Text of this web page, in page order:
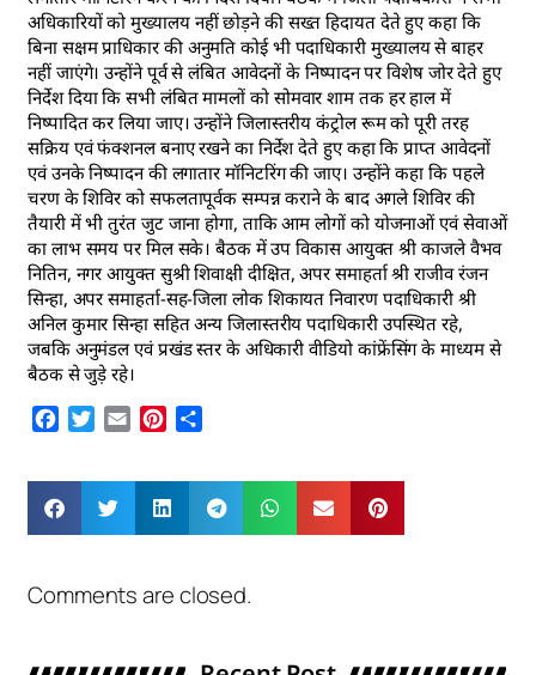
अधिकारियों को मुख्यालय नहीं छोड़ने की सख्त हिदायत देते हुए कहा कि
बिना सक्षम प्राधिकार की अनुमति कोई भी पदाधिकारी मुख्यालय से बाहर
नहीं जाएंगे। उन्होंने पूर्व से लंबित आवेदनों के निष्पादन पर विशेष जोर देते हुए
निर्देश दिया कि सभी लंबित मामलों को सोमवार शाम तक हर हाल में
निष्पादित कर लिया जाए। उन्होंने जिलास्तरीय कंट्रोल रूम को पूरी तरह
सक्रिय एवं फंक्शनल बनाए रखने का निर्देश देते हुए कहा कि प्राप्त आवेदनों
एवं उनके निष्पादन की लगातार मॉनिटरिंग की जाए। उन्होंने कहा कि पहले
चरण के शिविर को सफलतापूर्वक सम्पन्न कराने के बाद अगले शिविर की
तैयारी में भी तुरंत जुट जाना होगा, ताकि आम लोगों को योजनाओं एवं सेवाओं
का लाभ समय पर मिल सके। बैठक में उप विकास आयुक्त श्री काजले वैभव
नितिन, नगर आयुक्त सुश्री शिवाक्षी दीक्षित, अपर समाहर्ता श्री राजीव रंजन
सिन्हा, अपर समाहर्ता-सह-जिला लोक शिकायत निवारण पदाधिकारी श्री
अनिल कुमार सिन्हा सहित अन्य जिलास्तरीय पदाधिकारी उपस्थित रहे,
जबकि अनुमंडल एवं प्रखंड स्तर के अधिकारी वीडियो कांफ्रेंसिंग के माध्यम से
बैठक से जुड़े रहे।
Facebook
Twitter
Email Pinterest
Comments are closed.